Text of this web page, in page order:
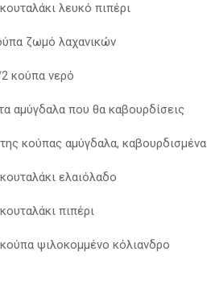
λευκό πιπέρι
ζωμό λαχανικών
κούπα νερό
αμύγδαλα που θα καβουρδίσεις
κούπας αμύγδαλα, καβουρδισμένα
ελαιόλαδο
πιπέρι
ψιλοκομμένο κόλιανδρο